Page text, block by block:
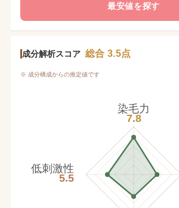
最安値を探す
成分解析スコア 総合 3.5点
※ 成分構成からの推定値です
染毛力
7.8
低刺激性
5.5